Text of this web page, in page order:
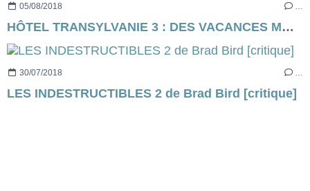
05/08/2018 …
HÔTEL TRANSYLVANIE 3 : DES VACANCES MONSTRUEUSES de Genndy Tartakovsky [critique]
30/07/2018 …
LES INDESTRUCTIBLES 2 de Brad Bird [critique]